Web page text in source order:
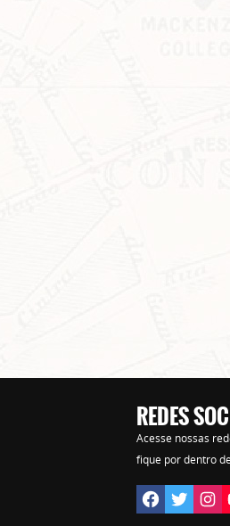
REDES
Acesse nossas
fique por dentro
Lorem ipsum dolor